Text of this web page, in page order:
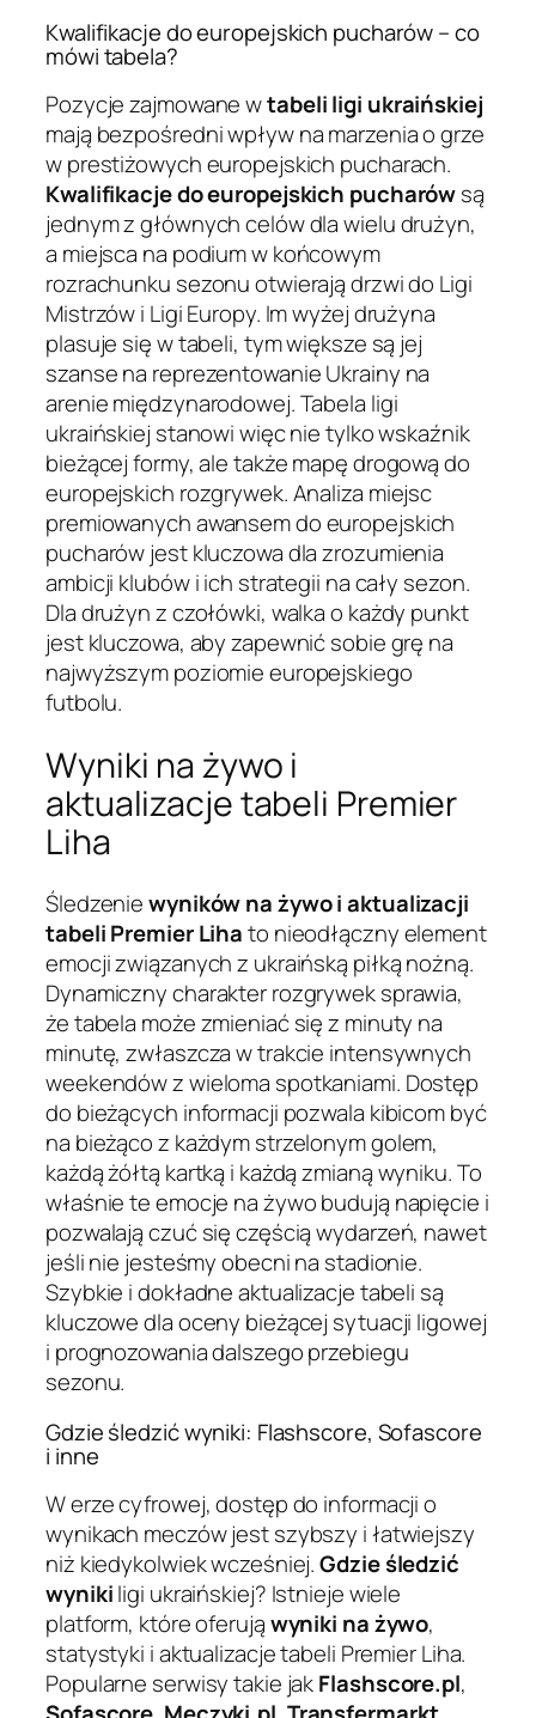
Kwalifikacje do europejskich pucharów – co
mówi tabela?
Pozycje zajmowane wtabeli ligi ukraińskiej
mają bezpośredni wpływ na marzenia o grze
w prestiżowych europejskich pucharach.
Kwalifikacje do europejskich pucharówsą
jednym z głównych celów dla wielu drużyn,
a miejsca na podium w końcowym
rozrachunku sezonu otwierają drzwi do Ligi
Mistrzów i Ligi Europy. Im wyżej drużyna
plasuje się w tabeli, tym większe są jej
szanse na reprezentowanie Ukrainy na
arenie międzynarodowej. Tabela ligi
ukraińskiej stanowi więc nie tylko wskaźnik
bieżącej formy, ale także mapę drogową do
europejskich rozgrywek. Analiza miejsc
premiowanych awansem do europejskich
pucharów jest kluczowa dla zrozumienia
ambicji klubów i ich strategii na cały sezon.
Dla drużyn z czołówki, walka o każdy punkt
jest kluczowa, aby zapewnić sobie grę na
najwyższym poziomie europejskiego
futbolu.
Wyniki na żywo i
aktualizacje tabeli Premier
Liha
Śledzeniewyników na żywo i aktualizacji
tabeli Premier Lihato nieodłączny element
emocji związanych z ukraińską piłką nożną.
Dynamiczny charakter rozgrywek sprawia,
że tabela może zmieniać się z minuty na
minutę, zwłaszcza w trakcie intensywnych
weekendów z wieloma spotkaniami. Dostęp
do bieżących informacji pozwala kibicom być
na bieżąco z każdym strzelonym golem,
każdą żółtą kartką i każdą zmianą wyniku. To
właśnie te emocje na żywo budują napięcie i
pozwalają czuć się częścią wydarzeń, nawet
jeśli nie jesteśmy obecni na stadionie.
Szybkie i dokładne aktualizacje tabeli są
kluczowe dla oceny bieżącej sytuacji ligowej
i prognozowania dalszego przebiegu
sezonu.
Gdzie śledzić wyniki: Flashscore, Sofascore
i inne
W erze cyfrowej, dostęp do informacji o
wynikach meczów jest szybszy i łatwiejszy
niż kiedykolwiek wcześniej.Gdzie śledzić
wynikiligi ukraińskiej? Istnieje wiele
platform, które oferująwyniki na żywo,
statystyki i aktualizacje tabeli Premier Liha.
Popularne serwisy takie jakFlashscore.pl,